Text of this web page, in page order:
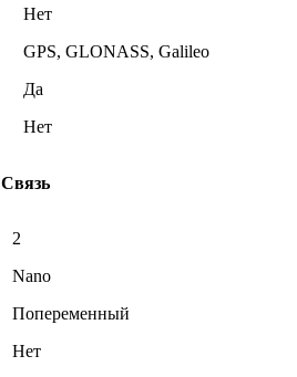
Нет
GPS, GLONASS, Galileo
Да
Нет
Связь
2
Nano
Попеременный
Нет